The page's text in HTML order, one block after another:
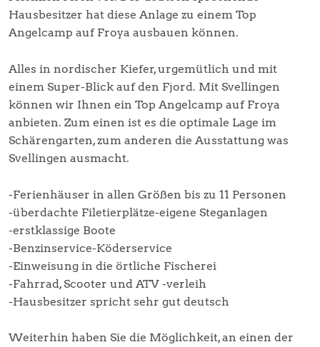
Hausbesitzer hat diese Anlage zu einem Top
Angelcamp auf Froya ausbauen können.
Alles in nordischer Kiefer, urgemütlich und mit
einem Super-Blick auf den Fjord. Mit Svellingen
können wir Ihnen ein Top Angelcamp auf Froya
anbieten. Zum einen ist es die optimale Lage im
Schärengarten, zum anderen die Ausstattung was
Svellingen ausmacht.
-Ferienhäuser in allen Größen bis zu 11 Personen
-überdachte Filetierplätze-eigene Steganlagen
-erstklassige Boote
-Benzinservice-Köderservice
-Einweisung in die örtliche Fischerei
-Fahrrad, Scooter und ATV -verleih
-Hausbesitzer spricht sehr gut deutsch
Weiterhin haben Sie die Möglichkeit, an einen der